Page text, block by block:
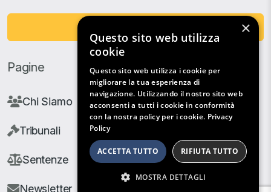
Pagine
Chi Siamo
Tribunali
Sentenze
Newsletter
×
Questo sito web utilizza
cookie
Questo sito web utilizza i cookie per
migliorare la tua esperienza di
navigazione. Utilizzando il nostro sito web
acconsenti a tutti i cookie in conformità
con la nostra policy per i cookie. Privacy
Policy
ACCETTA TUTTO RIFIUTA TUTTO
MOSTRA DETTAGLI